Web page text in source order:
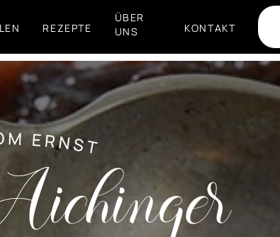
REZEPTE
ÜBER
UNS
KONTAKT